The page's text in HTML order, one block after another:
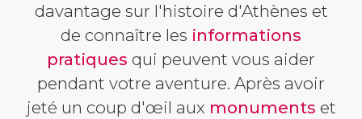
davantage sur l'histoire d'Athènes et
de connaître les informations
pratiques qui peuvent vous aider
pendant votre aventure. Après avoir
jeté un coup d'œil aux monuments et